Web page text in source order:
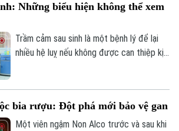
nền.
Những biểu hiện không thể xem
Trầm cảm sau sinh là một bệnh lý để lại
nhiều hệ luỵ nếu không được can thiệp kịp
là nhiều người không được phát hiện sớm,
dẫn đến những hệ lụy đáng tiếc.
bia rượu: Đột phá mới bảo vệ gan
Một viên ngậm Non Alco trước và sau khi